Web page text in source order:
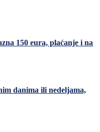
150 eura, plaćanje i na
danima ili nedeljama,